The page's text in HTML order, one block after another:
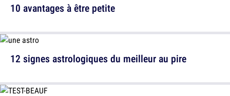
10 avantages à être petite
12 signes astrologiques du meilleur au pire